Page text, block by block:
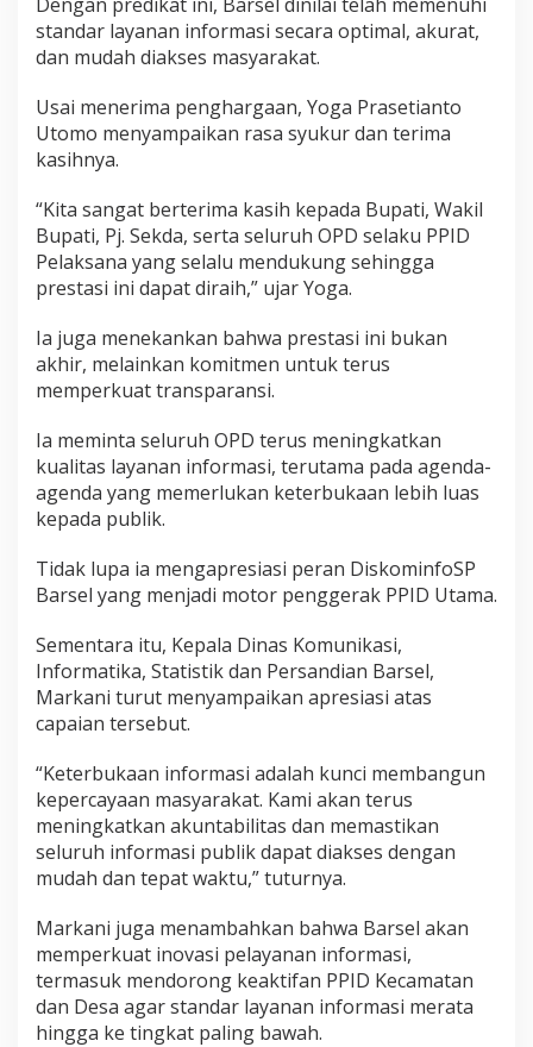
standar layanan informasi secara optimal, akurat,
dan mudah diakses masyarakat.
Usai menerima penghargaan, Yoga Prasetianto
Utomo menyampaikan rasa syukur dan terima
kasihnya.
“Kita sangat berterima kasih kepada Bupati, Wakil
Bupati, Pj. Sekda, serta seluruh OPD selaku PPID
Pelaksana yang selalu mendukung sehingga
prestasi ini dapat diraih,” ujar Yoga.
Ia juga menekankan bahwa prestasi ini bukan
akhir, melainkan komitmen untuk terus
memperkuat transparansi.
Ia meminta seluruh OPD terus meningkatkan
kualitas layanan informasi, terutama pada agenda-
agenda yang memerlukan keterbukaan lebih luas
kepada publik.
Tidak lupa ia mengapresiasi peran DiskominfoSP
Barsel yang menjadi motor penggerak PPID Utama.
Sementara itu, Kepala Dinas Komunikasi,
Informatika, Statistik dan Persandian Barsel,
Markani turut menyampaikan apresiasi atas
capaian tersebut.
“Keterbukaan informasi adalah kunci membangun
kepercayaan masyarakat. Kami akan terus
meningkatkan akuntabilitas dan memastikan
seluruh informasi publik dapat diakses dengan
mudah dan tepat waktu,” tuturnya.
Markani juga menambahkan bahwa Barsel akan
memperkuat inovasi pelayanan informasi,
termasuk mendorong keaktifan PPID Kecamatan
dan Desa agar standar layanan informasi merata
hingga ke tingkat paling bawah.